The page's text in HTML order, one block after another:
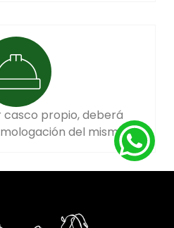
casco propio, deberá
del mismo.